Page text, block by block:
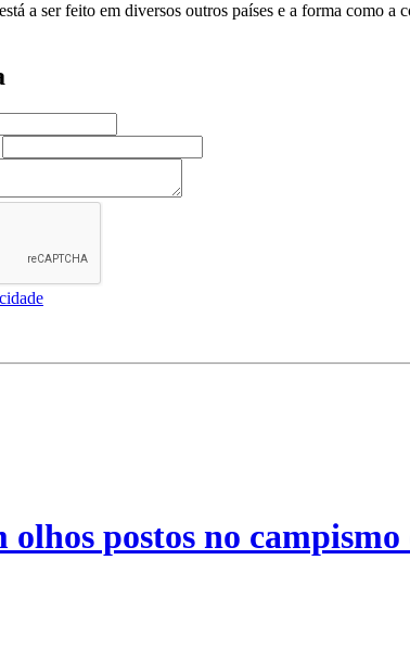
a ser feito em diversos outros países e a forma como
postos no